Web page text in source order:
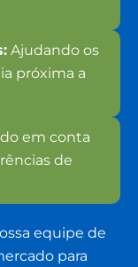
Ajudando os
próxima a
em conta
de
equipe de
para